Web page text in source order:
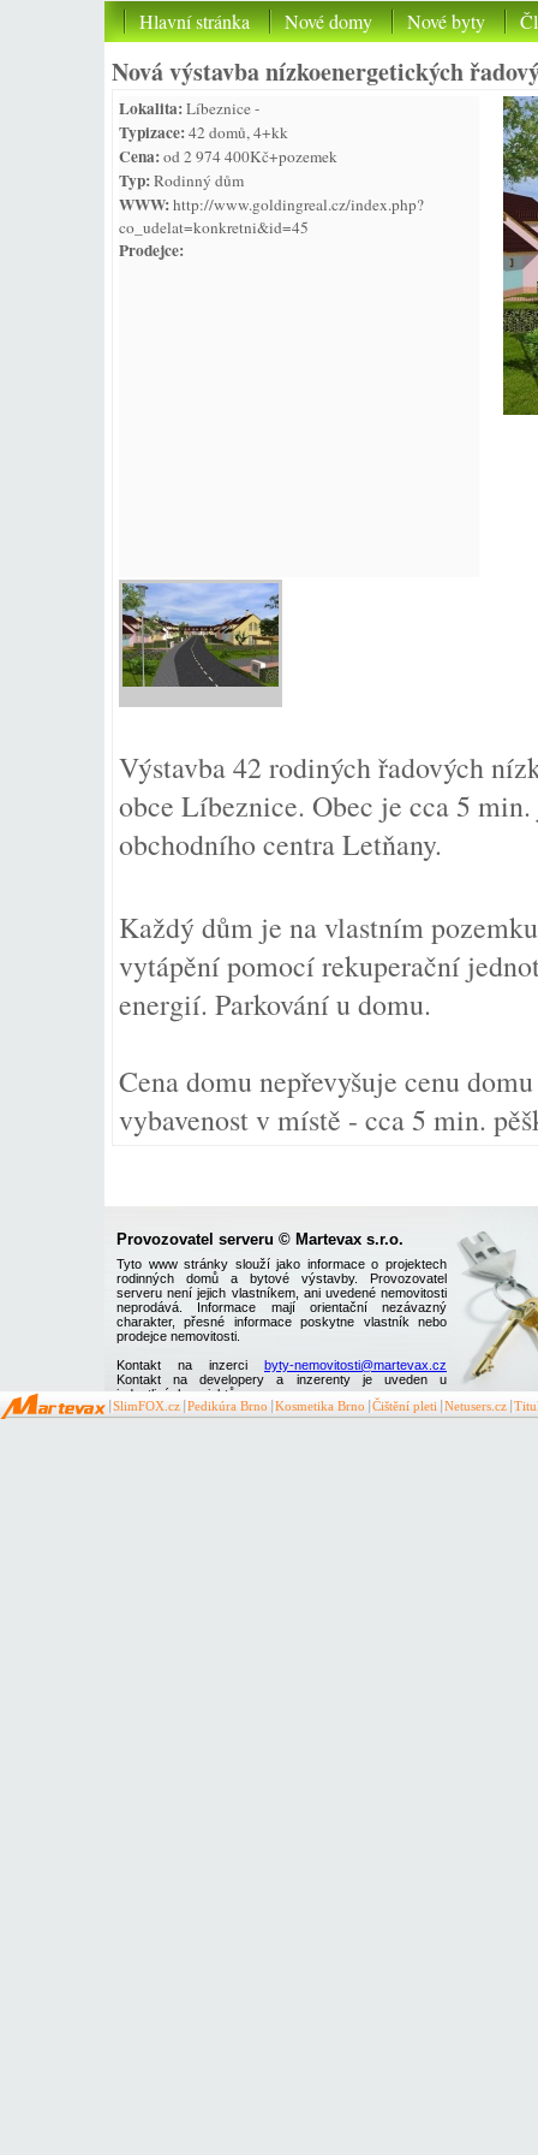
Hlavní stránka Nové domy Nové byty
Nová výstavba nízkoenergetických
Lokalita:Líbeznice -
Typizace:42 domů, 4+kk
Cena:od 2 974 400Kč+pozemek
Typ:Rodinný dům
WWW:http://www.goldingreal.cz/index.php?
co_udelat=konkretni&id=45
Prodejce:
Výstavba 42 rodiných řadových
obce Líbeznice. Obec je cca 5
obchodního centra Letňany.
Každý dům je na vlastním
vytápění pomocí rekuperační
energií. Parkování u domu.
Cena domu nepřevyšuje cenu
vybavenost v místě - cca 5 min.
Provozovatel serveru © Martevax s.r.o.
Tyto www stránky slouží jako informace o projektech
rodinných domů a bytové výstavby. Provozovatel
serveru není jejich vlastníkem, ani uvedené nemovitosti
neprodává. Informace mají orientační nezávazný
charakter, přesné informace poskytne vlastník nebo
prodejce nemovitosti.
Kontakt na inzerci byty-nemovitosti@martevax.cz
Kontakt na developery a inzerenty je uveden u
jednotlivých projektů
SlimFOX.cz Pedikúra Brno Kosmetika Brno Čištění pleti Netusers.cz